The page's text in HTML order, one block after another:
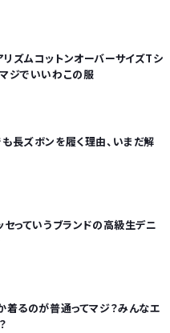
ズムコットンオーバーサイズTシ
ジでいいわこの服
長ズボンを履く理由、いまだ解
セっていうブランドの高級生デニ
着るのが普通ってマジ？みんなエ